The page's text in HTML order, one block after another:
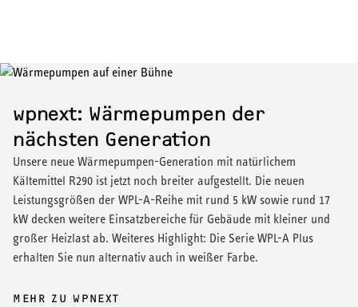
wpnext: Wärmepumpen der
nächsten Generation
Unsere neue Wärmepumpen-Generation mit natürlichem
Kältemittel R290 ist jetzt noch breiter aufgestellt. Die neuen
Leistungsgrößen der WPL-A-Reihe mit rund 5 kW sowie rund 17
kW decken weitere Einsatzbereiche für Gebäude mit kleiner und
großer Heizlast ab. Weiteres Highlight: Die Serie WPL-A Plus
erhalten Sie nun alternativ auch in weißer Farbe.
MEHR ZU WPNEXT